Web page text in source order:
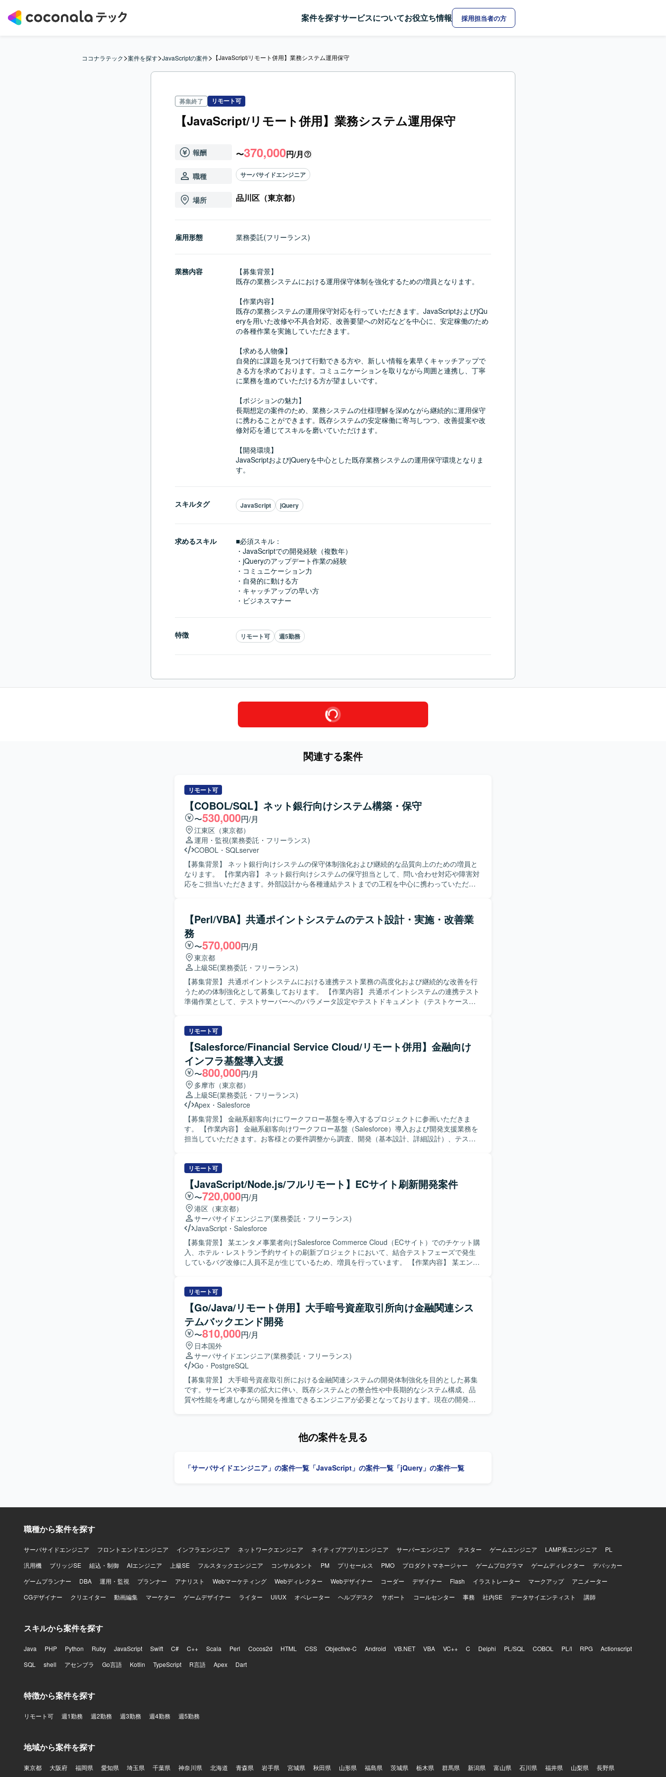
案件を探すサービスについてお役立ち情報 採用担当者の方
ココナラテック>案件を探す>JavaScriptの案件> 【JavaScript/リモート併用】業務システム運用保守
募集終了 リモート可
【JavaScript/リモート併用】業務システム運用保守
報酬 〜370,000円/月
職種 サーバサイドエンジニア
場所 品川区（東京都）
雇用形態 業務委託(フリーランス)
業務内容
【募集背景】
既存の業務システムにおける運用保守体制を強化するための増員となります。
【作業内容】
既存の業務システムの運用保守対応を行っていただきます。JavaScriptおよびjQu
eryを用いた改修や不具合対応、改善要望への対応などを中心に、安定稼働のため
の各種作業を実施していただきます。
【求める人物像】
自発的に課題を見つけて行動できる方や、新しい情報を素早くキャッチアップで
きる方を求めております。コミュニケーションを取りながら周囲と連携し、丁寧
に業務を進めていただける方が望ましいです。
【ポジションの魅力】
長期想定の案件のため、業務システムの仕様理解を深めながら継続的に運用保守
に携わることができます。既存システムの安定稼働に寄与しつつ、改善提案や改
修対応を通じてスキルを磨いていただけます。
【開発環境】
JavaScriptおよびjQueryを中心とした既存業務システムの運用保守環境となりま
す。
スキルタグ JavaScript jQuery
求めるスキル
■必須スキル：
・JavaScriptでの開発経験（複数年）
・jQueryのアップデート作業の経験
・コミュニケーション力
・自発的に動ける方
・キャッチアップの早い方
・ビジネスマナー
特徴 リモート可 週5勤務
関連する案件
リモート可
【COBOL/SQL】ネット銀行向けシステム構築・保守
〜530,000円/月
江東区（東京都）
運用・監視(業務委託・フリーランス)
COBOL ・ SQLserver
【募集背景】 ネット銀行向けシステムの保守体制強化および継続的な品質向上のための増員と
なります。 【作業内容】 ネット銀行向けシステムの保守担当として、問い合わせ対応や障害対
応をご担当いただきます。外部設計から各種連結テストまでの工程を中心に携わっていただ
ながら円滑に業務を進めていただける方を求めています。テレワーク環境下でも積極的に情報
共有を行い、自ら考えて行動し、課題に対して粘り強く取り組める方が望ましいです。 【ポジ
ションの魅力】 ネット銀行向けのシステム保守を通じて、金融業界特有の業務知識や大規模シ
ステムの運用・保守ノウハウを身につけることができます。オフショアチームとの協業を通じ
て、ドキュメント作成やコミュニケーションスキルも磨くことができ、上流工程からテスト工
程まで幅広い経験を積むことができます。 【開発環境】 COBOLおよびSQLを用いたネット銀
行向けシステムの保守開発環境となります。
【Perl/VBA】共通ポイントシステムのテスト設計・実施・改善業
務
〜570,000円/月
東京都
上級SE(業務委託・フリーランス)
【募集背景】 共通ポイントシステムにおける連携テスト業務の高度化および継続的な改善を行
うための体制強化として募集しております。 【作業内容】 共通ポイントシステムの連携テスト
準備作業として、テストサーバーへのパラメータ設定やテストドキュメント（テストケース、
テストサーバーログ確認、テストエビデンス確認を行っていただきます。さらに、連携テスト
フローの改善として、既存連携テストフローやテストケースの改善、新規機能追加時のテスト
ケース策定なども担当していただきます。 【求める人物像】 能動的に動き、提案や立案を行い
ながら業務を推進できる方を求めております。割り当てられた複数の作業に対して優先度を付
け、効率良く作業を進められる方を歓迎いたします。関係者との円滑なコミュニケーションを
通じて、調整や折衝をリードしていただける方が望ましいです。 【ポジションの魅力】 共通ポ
イントシステムの連携テスト業務全般に関わることで、テスト設計から改善まで一連のプロセ
スに主体的に携わることができます。パートナー企業との協業を通じて、コミュニケーション
力や調整力を発揮しながら、テストフローやテストケースの改善に取り組んでいただける環境
です。 【開発環境】 共通ポイントシステム向けのテストサーバー環境にて、DBアクセスによ
るパラメータ設定やテストドキュメント作成を行っていただきます。Perl等のスクリプト言語や
VBA、SQLなどを用いたツール作成やDBアクセス作業の経験が活かせる環境です。
リモート可
【Salesforce/Financial Service Cloud/リモート併用】金融向け
インフラ基盤導入支援
〜800,000円/月
多摩市（東京都）
上級SE(業務委託・フリーランス)
Apex ・ Salesforce
【募集背景】 金融系顧客向けにワークフロー基盤を導入するプロジェクトに参画いただきま
す。 【作業内容】 金融系顧客向けワークフロー基盤（Salesforce）導入および開発支援業務を
担当していただきます。お客様との要件調整から調査、開発（基本設計、詳細設計）、テス
き、新しい業務についても積極的に学びキャッチアップいただける方にマッチするポジション
です。 【ポジションの魅力】 金融業界向けのSalesforce案件に携わることで、Financial
Service Cloudをはじめとした金融領域特有の知見を深めていただけます。要件調整からリリー
スまで幅広い工程を経験できるため、上流工程スキルや折衝力の向上も期待できます。 【開発
環境】 Salesforceを中心としたワークフロー基盤上での開発環境となります。
リモート可
【JavaScript/Node.js/フルリモート】ECサイト刷新開発案件
〜720,000円/月
港区（東京都）
サーバサイドエンジニア(業務委託・フリーランス)
JavaScript ・ Salesforce
【募集背景】 某エンタメ事業者向けSalesforce Commerce Cloud（ECサイト）でのチケット購
入、ホテル・レストラン予約サイトの刷新プロジェクトにおいて、結合テストフェーズで発生
しているバグ改修に人員不足が生じているため、増員を行っています。 【作業内容】 某エンタ
で発生しているバグ改修が中心となり、設計書を読み込み仕様を理解いただいた上で、改修箇
所の調査・解析から実装、テストまで一連の工程を担当していただきます。開発はNode.js上で
JavaScriptを使用して実施します。 【求める人物像】 設計書から仕様を素早く理解し、自ら課
題を発見して主体的に動ける方を求めています。フットワーク軽く、関係者と能動的にコミュ
ニケーションをとりながら、バグ改修や機能改善を着実に進めていただける方が望ましいで
す。 【ポジションの魅力】 エンタメ領域のECサイト刷新プロジェクトに参画し、チケット購
入やホテル・レストラン予約など多様な機能に関わることができます。結合テストフェーズに
おけるバグ改修を通じて、既存機能の理解や改修スキルを高めつつ、Node.js上でのJavaScript
開発経験をさらに積むことができます。 【開発環境】 Salesforce Commerce Cloudを基盤とし
たECサイトにおいて、Node.js上でJavaScriptを用いた開発を行います。
リモート可
【Go/Java/リモート併用】大手暗号資産取引所向け金融関連シス
テムバックエンド開発
〜810,000円/月
日本国外
サーバサイドエンジニア(業務委託・フリーランス)
Go ・ PostgreSQL
【募集背景】 大手暗号資産取引所における金融関連システムの開発体制強化を目的とした募集
です。サービスや事業の拡大に伴い、既存システムとの整合性や中長期的なシステム構成、品
質や性能を考慮しながら開発を推進できるエンジニアが必要となっております。現在の開発チ
部署と連携した要件整理、要件定義を行い、ビジネス要件や金融要件から技術要件への落とし
んでいただきます。技術課題の発見・整理・解決、チームメンバーへの技術支援、設計レビュ
ニケーション量が多くレスポンスが早い方、リモート環境でも進捗や考えを適切に共有できる
領域を主体的に学ぶ意思があり、ブロックチェーンに興味と覚悟を持って向き合える方がフィ
し、金融レベルの品質、セキュリティ、性能、信頼性が求められる本番開発に携わっていただ
けます。多くのユーザーや資産を扱う大規模サービスの開発経験を積み、複雑な既存システム
を踏まえた設計や改善に関与できる環境です。設計や技術選定など上流工程への関与が可能
で、バックエンドエンジニアとして専門性を高めながら、FinTechやWeb3領域に本気で踏み込
ービスや外部システムとの連携、PostgreSQLやMySQL、Redis等のデータベースを利用した開
理を行っております。生成AIを含む各種開発ツールも活用しながら開発を進めております。
他の案件を見る
「サーバサイドエンジニア」の案件一覧 「JavaScript」の案件一覧 「jQuery」の案件一覧
職種から案件を探す
サーバサイドエンジニア フロントエンドエンジニア インフラエンジニア ネットワークエンジニア ネイティブアプリエンジニア サーバーエンジニア テスター ゲームエンジニア LAMP系エンジニア
PL
汎用機
ブリッジSE 組込・制御 AIエンジニア 上級SE フルスタックエンジニア コンサルタント PM プリセールス PMO プロダクトマネージャー ゲームプログラマ ゲームディレクター
デバッカー
ゲームプランナー
DBA 運用・監視 プランナー アナリスト Webマーケティング Webディレクター Webデザイナー コーダー デザイナー Flash イラストレーター マークアップ
アニメーター
CGデザイナー
クリエイター 動画編集 マーケター ゲームデザイナー ライター UI/UX オペレーター ヘルプデスク サポート コールセンター 事務 社内SE データサイエンティスト 講師
スキルから案件を探す
Java PHP Python Ruby JavaScript Swift C# C++ Scala Perl Cocos2d HTML CSS Objective-C Android VB.NET VBA VC++ C Delphi PL/SQL COBOL PL/I RPG
Actionscript
SQL
shell アセンブラ Go言語 Kotlin TypeScript R言語 Apex Dart
特徴から案件を探す
リモート可 週1勤務 週2勤務 週3勤務 週4勤務 週5勤務
地域から案件を探す
東京都 大阪府 福岡県 愛知県 埼玉県 千葉県 神奈川県 北海道 青森県 岩手県 宮城県 秋田県 山形県 福島県 茨城県 栃木県 群馬県 新潟県 富山県 石川県 福井県 山梨県 長野県